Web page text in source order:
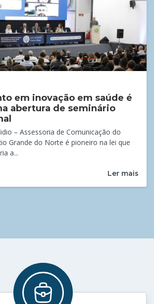
em inovação em saúde é
abertura de seminário
– Assessoria de Comunicação do
Grande do Norte é pioneiro na lei que
a...
Ler mais